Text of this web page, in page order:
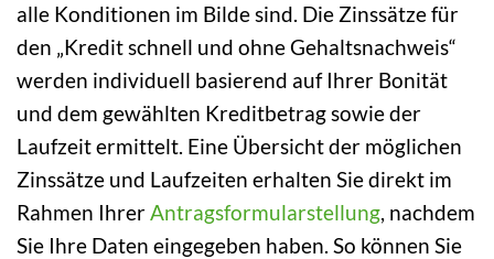
alle Konditionen im Bilde sind. Die Zinssätze für
den „Kredit schnell und ohne Gehaltsnachweis“
werden individuell basierend auf Ihrer Bonität
und dem gewählten Kreditbetrag sowie der
Laufzeit ermittelt. Eine Übersicht der möglichen
Zinssätze und Laufzeiten erhalten Sie direkt im
Rahmen IhrerAntragsformularstellung, nachdem
Sie Ihre Daten eingegeben haben. So können Sie